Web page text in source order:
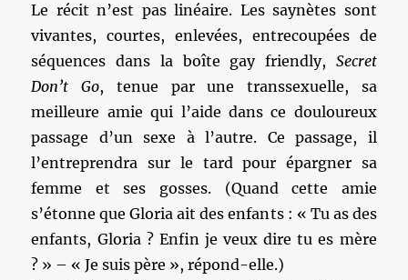
Le récit n’est pas linéaire. Les saynètes sont
vivantes, courtes, enlevées, entrecoupées de
séquences dans la boîte gay friendly, Secret
Don’t Go, tenue par une transsexuelle, sa
meilleure amie qui l’aide dans ce douloureux
passage d’un sexe à l’autre. Ce passage, il
l’entreprendra sur le tard pour épargner sa
femme et ses gosses. (Quand cette amie
s’étonne que Gloria ait des enfants : « Tu as des
enfants, Gloria ? Enfin je veux dire tu es mère
? » – « Je suis père », répond-elle.)